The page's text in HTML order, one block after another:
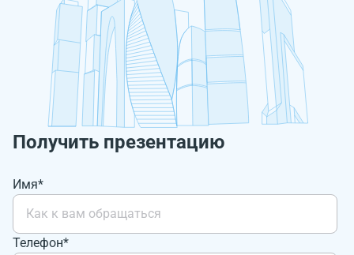
Получить презентацию
Имя*
Телефон*